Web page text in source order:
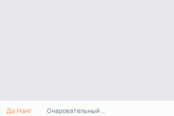
Да Нанг Очаровательный билет на шоу Дананг